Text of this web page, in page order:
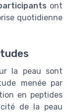
ont
quotidienne
la peau sont
menée par
en peptides
de la peau